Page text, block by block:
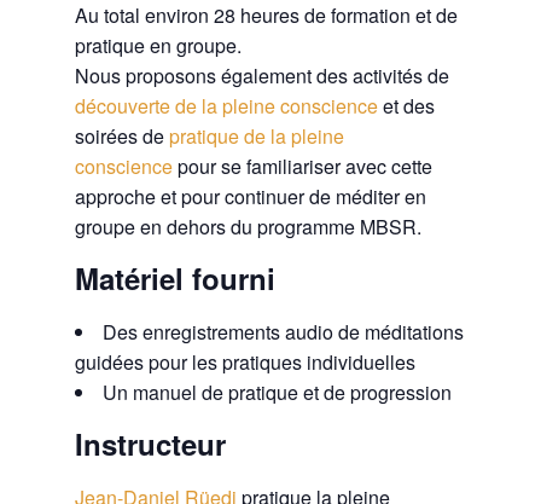
Au total environ 28 heures de formation et de
pratique en groupe.
Nous proposons également des activités de
découverte de la pleine conscienceet des
soirées depratique de la pleine
consciencepour se familiariser avec cette
approche et pour continuer de méditer en
groupe en dehors du programme MBSR.
Matériel fourni
Des enregistrements audio de méditations
guidées pour les pratiques individuelles
Un manuel de pratique et de progression
Instructeur
Jean-Daniel Rüedi pratique la pleine